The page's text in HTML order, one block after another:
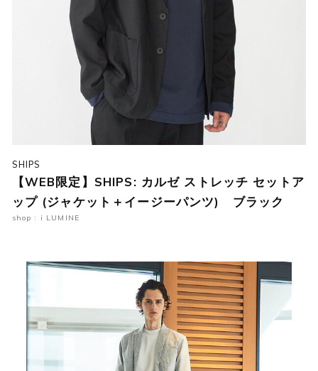
SHIPS
【WEB限定】SHIPS: カルゼ ストレッチ セットア
ップ (ジャケット＋イージーパンツ) ブラック
shop : i LUMINE